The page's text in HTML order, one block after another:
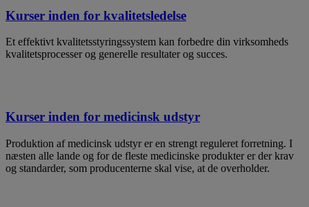
Kurser inden for kvalitetsledelse
Et effektivt kvalitetsstyringssystem kan forbedre din virksomheds
kvalitetsprocesser og generelle resultater og succes.
Kurser inden for medicinsk udstyr
Produktion af medicinsk udstyr er en strengt reguleret forretning. I
næsten alle lande og for de fleste medicinske produkter er der krav
og standarder, som producenterne skal vise, at de overholder.